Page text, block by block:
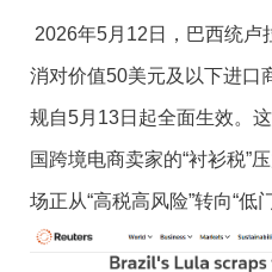
线”。跨境物流的竞争已从
二、卖家实操：如何启用
第一步：在卖家后台启用
如果您尚未完成AMIF配送
2026年5月12日，巴西统卢
消对价值50美元及以下进口
规自5月13日起全面生效。
国跨境电商卖家的“衬衫税”
场正从“高税高风险”转向“低